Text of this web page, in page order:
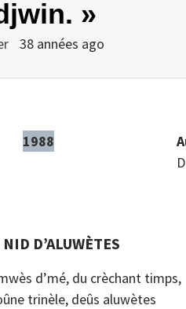
»
38 années ago
1988
NID D’ALUWÈTES
d’mé, du crèchant timps,
trinèle, deûs aluwètes